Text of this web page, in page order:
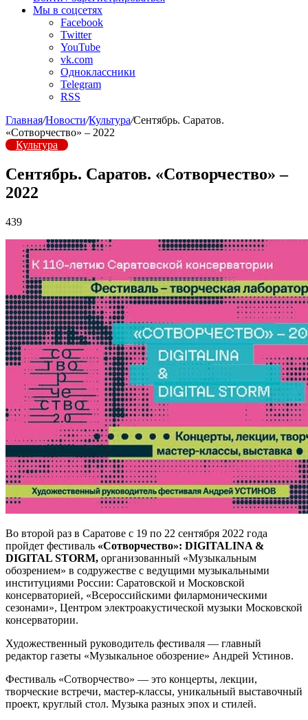
Мы в соцсетях
Facebook
Twitter
YouTube
vk.com
Одноклассники
Telegram
RSS
Главная/Новости/Культура/Сентябрь. Саратов.
«Сотворчество» – 2022
Культура
Сентябрь. Саратов. «Сотворчество» –
2022
439
Во второй раз в Саратове с 19 по 22 сентября 2022 года
пройдет фестиваль «Сотворчество»: DIGITALINA &
DIGITAL STORM, организованный «Музыкальным
обозрением» в содружестве с ведущими музыкальными
институциями России: Саратовской и Московской
консерваторией, «Всероссийскими филармоническими
сезонами», Центром электроакустической музыки Московской
консерватории.
Художественный руководитель фестиваля — главный
редактор газеты «Музыкальное обозрение» Андрей Устинов.
Фестиваль «Сотворчество» — это концерты, лекции,
творческие встречи, мастер-классы, уникальный выставочный
проект, круглый стол. Музыка разных эпох и стилей.